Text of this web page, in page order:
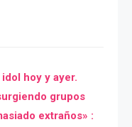
hoy y ayer.
grupos
extraños» :